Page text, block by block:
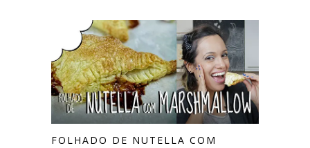
FOLHADO DE NUTELLA COM